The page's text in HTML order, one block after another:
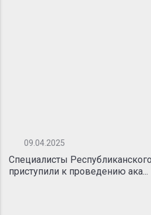
09.04.2025
Специалисты
приступили к проведению ака...